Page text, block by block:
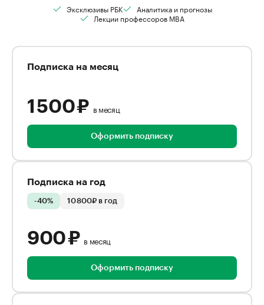
Эксклюзивы РБК
Аналитика и прогнозы
Лекции профессоров MBA
Подписка на месяц
1 500 ₽ в месяц
Оформить подписку
Подписка на год
-40% 10 800₽ в год
900 ₽ в месяц
Оформить подписку